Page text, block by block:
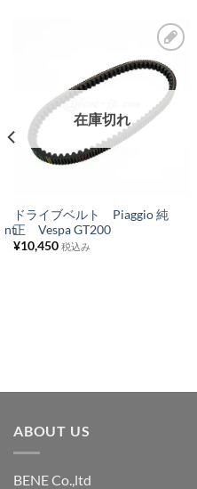
お
に
ス
在庫切れ
ドライブベルト Piaggio 純
正 Vespa GT200
¥10,450 税込み
ABOUT US
BENE Co.,ltd